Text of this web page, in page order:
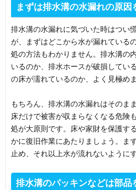
まずは排水溝の水漏れの原因
排水溝の水漏れに気づいた時はつい
が、まずはどこから水が漏れている
処の方法もわかりません。排水溝の
いるのか、排水ホースが破損してい
の床が濡れているのか、よく見極め
もちろん、排水溝の水漏れはそのま
床だけで被害が収まらなくなる危険
処が大原則です。床や家財を保護す
かに復旧作業にあたりましょう。ま
止め、それ以上水が流れないように
排水溝のパッキンなどは部品